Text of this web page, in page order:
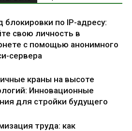
блокировки по IP-адресу:
свою личность в
с помощью анонимного
сервера
краны на высоте
Инновационные
для стройки будущего
труда: как